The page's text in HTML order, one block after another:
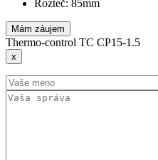
Rozteč: 85mm
Mám záujem
Thermo-control TC CP15-1.5
x